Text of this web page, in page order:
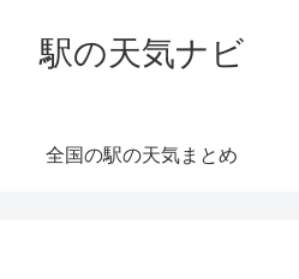
駅の天気ナビ
全国の駅の天気まとめ